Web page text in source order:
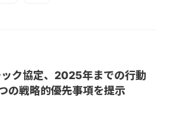
ク協定、2025年までの行動
の戦略的優先事項を提示